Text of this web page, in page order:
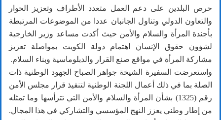
حرص البلدين على دعم العمل متعدد الأطراف وتعزيز الحوار
والتعاون الدولي وتناول الجانبان عددا من الموضوعات المرتبطة
بأجندة المرأة والسلام والأمن حيث أكدت مساعد وزير الخارجية
لشؤون حقوق الإنسان اهتمام دولة الكويت بمواصلة تعزيز
مشاركة المرأة في مواقع صنع القرار والدبلوماسية وبناء السلام.
واستعرضت السفيرة الشيخة جواهر الصباح الجهود الوطنية ذات
الصلة بما في ذلك أعمال اللجنة الوطنية لتنفيذ قرار مجلس الأمن
رقم (1325) بشأن المرأة والسلام والأمن التي تترأسها وما تمثله
من إطار وطني يعزز النهج المؤسسي والتشاركي في هذا المجال.